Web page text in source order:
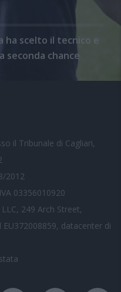
ha scelto il tecnico e
seconda chance
il Tribunale di Cagliari,
2012
03356010920
249 Arch Street,
EU372008859, datacenter di